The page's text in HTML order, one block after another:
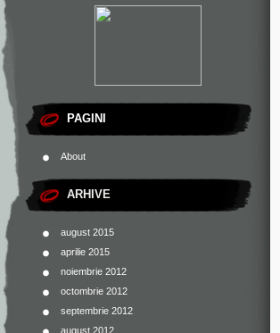
PAGINI
About
ARHIVE
august 2015
aprilie 2015
noiembrie 2012
octombrie 2012
septembrie 2012
august 2012